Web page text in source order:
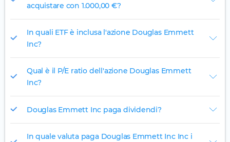
acquistare con 1.000,00 €?
In quali ETF è inclusa l'azione Douglas Emmett
Inc?
Qual è il P/E ratio dell'azione Douglas Emmett
Inc?
Douglas Emmett Inc paga dividendi?
In quale valuta paga Douglas Emmett Inc Inc i